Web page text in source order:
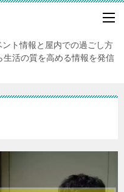
ント情報と屋内での過ごし方
活の質を高める情報を発信